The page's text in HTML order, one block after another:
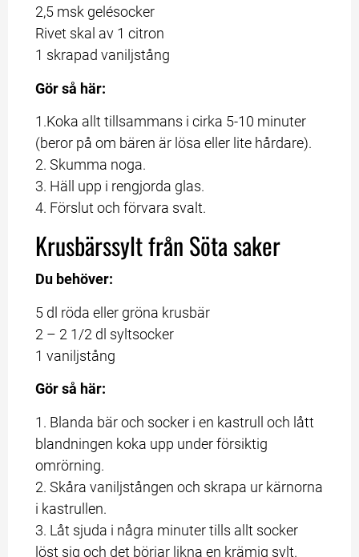
2,5 msk gelésocker
Rivet skal av 1 citron
1 skrapad vaniljstång
Gör så här:
1.Koka allt tillsammans i cirka 5-10 minuter
(beror på om bären är lösa eller lite hårdare).
2. Skumma noga.
3. Häll upp i rengjorda glas.
4. Förslut och förvara svalt.
Krusbärssylt från Söta saker
Du behöver:
5 dl röda eller gröna krusbär
2 – 2 1/2 dl syltsocker
1 vaniljstång
Gör så här:
1. Blanda bär och socker i en kastrull och lått
blandningen koka upp under försiktig
omrörning.
2. Skåra vaniljstången och skrapa ur kärnorna
i kastrullen.
3. Låt sjuda i några minuter tills allt socker
löst sig och det börjar likna en krämig sylt.